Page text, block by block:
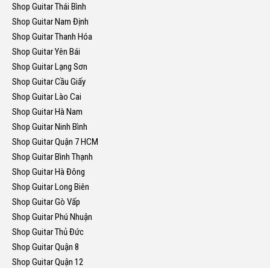
Shop Guitar Thái Bình
Shop Guitar Nam Định
Shop Guitar Thanh Hóa
Shop Guitar Yên Bái
Shop Guitar Lạng Sơn
Shop Guitar Cầu Giấy
Shop Guitar Lào Cai
Shop Guitar Hà Nam
Shop Guitar Ninh Bình
Shop Guitar Quận 7 HCM
Shop Guitar Bình Thạnh
Shop Guitar Hà Đông
Shop Guitar Long Biên
Shop Guitar Gò Vấp
Shop Guitar Phú Nhuận
Shop Guitar Thủ Đức
Shop Guitar Quận 8
Shop Guitar Quận 12